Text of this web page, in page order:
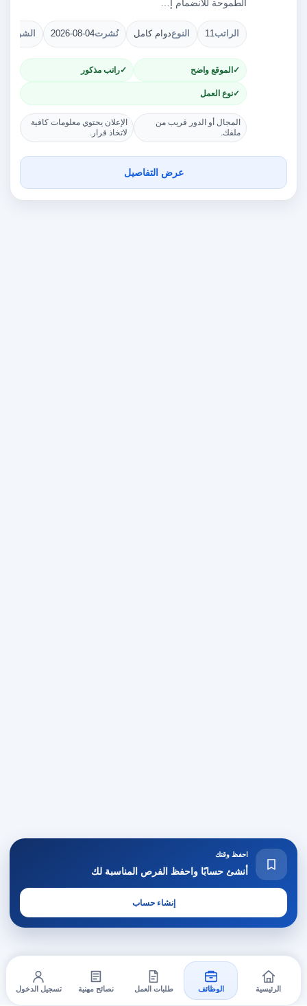
الطموحة للانضمام إ…
الراتب11 النوعدوام كامل نُشرت2026-08-04 الشواغر
الموقع واضح راتب مذكور
نوع العمل
المجال أو الدور قريب من
ملفك.
الإعلان يحتوي معلومات كافية
لاتخاذ قرار.
عرض التفاصيل
احفظ وقتك
أنشئ حسابًا واحفظ الفرص المناسبة لك
إنشاء حساب
الرئيسية الوظائف طلبات العمل نصائح مهنية تسجيل الدخول